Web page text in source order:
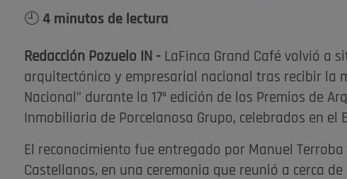
🕘 4 minutos de lectura
Redacción Pozuelo IN - LaFinca Grand Café volvió a
arquitectónico y empresarial nacional tras recibir la
Nacional” durante la 17ª edición de los Premios de
Inmobiliaria de Porcelanosa Grupo, celebrados en el
El reconocimiento fue entregado por Manuel Terroba
Castellanos, en una ceremonia que reunió a cerca